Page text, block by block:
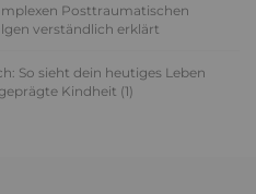
Posttraumatischen
verständlich erklärt
So sieht dein heutiges Leben
Kindheit (1)